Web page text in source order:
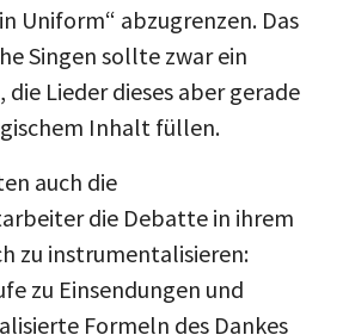
Uniform“ abzugrenzen. Das
Singen sollte zwar ein
Lieder dieses aber gerade
Inhalt füllen.
auch die
die Debatte in ihrem
zu instrumentalisieren:
zu Einsendungen und
Formeln des Dankes